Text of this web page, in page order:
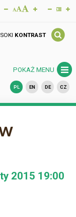
KONTRAST
POKAŻ MENU
PL EN DE CZ
2015 19:00